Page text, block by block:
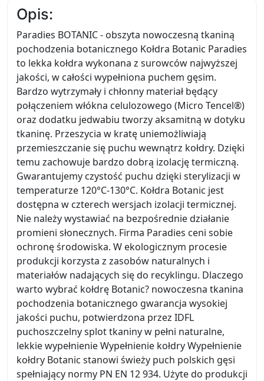
Opis:
Paradies BOTANIC - obszyta nowoczesną tkaniną
pochodzenia botanicznego Kołdra Botanic Paradies
to lekka kołdra wykonana z surowców najwyższej
jakości, w całości wypełniona puchem gęsim.
Bardzo wytrzymały i chłonny materiał będący
połączeniem włókna celulozowego (Micro Tencel®)
oraz dodatku jedwabiu tworzy aksamitną w dotyku
tkaninę. Przeszycia w kratę uniemożliwiają
przemieszczanie się puchu wewnątrz kołdry. Dzięki
temu zachowuje bardzo dobrą izolację termiczną.
Gwarantujemy czystość puchu dzięki sterylizacji w
temperaturze 120°C-130°C. Kołdra Botanic jest
dostępna w czterech wersjach izolacji termicznej.
Nie należy wystawiać na bezpośrednie działanie
promieni słonecznych. Firma Paradies ceni sobie
ochronę środowiska. W ekologicznym procesie
produkcji korzysta z zasobów naturalnych i
materiałów nadających się do recyklingu. Dlaczego
warto wybrać kołdrę Botanic? nowoczesna tkanina
pochodzenia botanicznego gwarancja wysokiej
jakości puchu, potwierdzona przez IDFL
puchoszczelny splot tkaniny w pełni naturalne,
lekkie wypełnienie Wypełnienie kołdry Wypełnienie
kołdry Botanic stanowi świeży puch polskich gęsi
spełniający normy PN EN 12 934. Użyte do produkcji